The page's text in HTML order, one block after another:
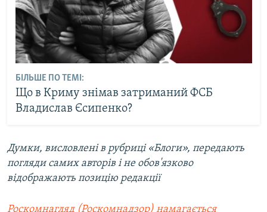
БІЛЬШЕ ПО ТЕМІ:
Що в Криму знімав затриманий ФСБ
Владислав Єсипенко?
Думки, висловлені в рубриці «Блоги», передають
погляди самих авторів і не обов'язково
відображають позицію редакції
Роскомнагляд (Роскомнадзор) намагається